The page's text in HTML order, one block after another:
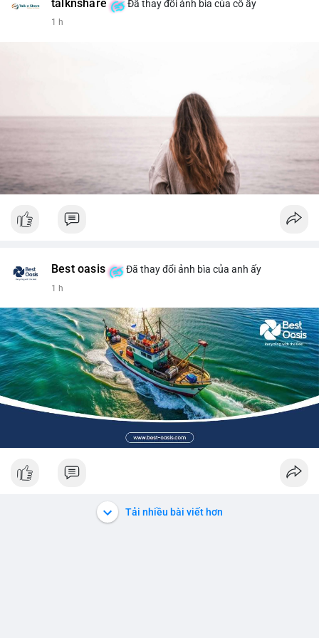
talknshare Đã thay đổi ảnh bìa của cô ấy
1 h
Best oasis Đã thay đổi ảnh bìa của anh ấy
1 h
Tải nhiều bài viết hơn